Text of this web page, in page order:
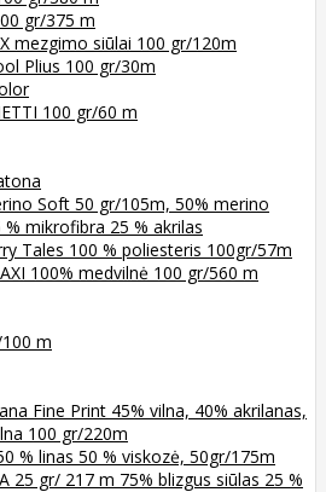
gr/375 m
mezgimo siūlai 100 gr/120m
Plius 100 gr/30m
100 gr/60 m
Soft 50 gr/105m, 50% merino
mikrofibra 25 % akrilas
Tales 100 % poliesteris 100gr/57m
100% medvilnė 100 gr/560 m
m
Fine Print 45% vilna, 40% akrilanas,
100 gr/220m
% linas 50 % viskozė, 50gr/175m
25 gr/ 217 m 75% blizgus siūlas 25 %